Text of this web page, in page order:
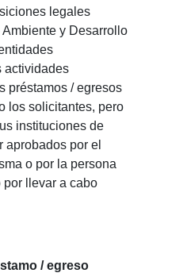
legales
y Desarrollo
actividades
préstamos / egresos
los solicitantes, pero
instituciones de
aprobados por el
o por la persona
por llevar a cabo
/ egreso